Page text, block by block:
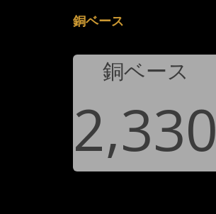
銅ベース
銅ベース
2,330